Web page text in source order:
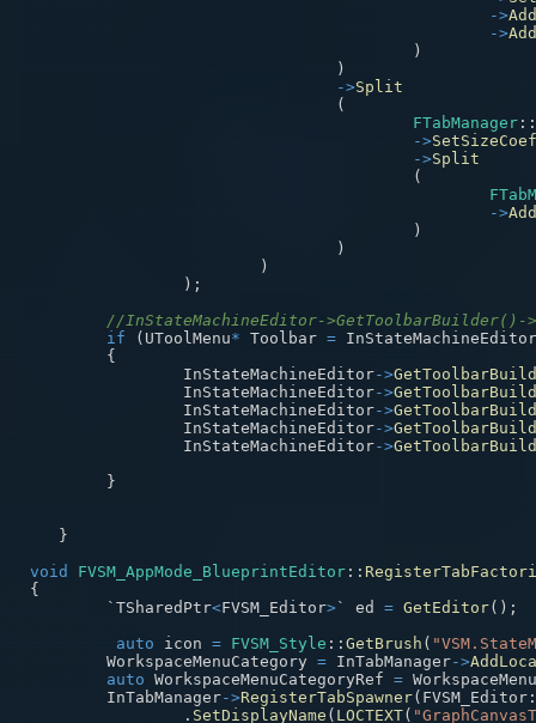
->
->
)
)
->Split
(
FTabManager ::
->
->Split
(
->
)
)
)
) ;
//InStateMachineEditor->GetToolbarBuilder()-
if
( UToolMenu* Toolbar = InStateMachineEditor
{
		InStateMachineEditor
->
		InStateMachineEditor
->
		InStateMachineEditor
->
		InStateMachineEditor
->
		InStateMachineEditor
->
}
}
void
FVSM_AppMode_BlueprintEditor ::
{
	`TSharedPtr
<FVSM_Editor>` ed = GetEditor( ) ;
auto icon = FVSM_Style :: GetBrush (
	WorkspaceMenuCategory
= InTabManager->
auto WorkspaceMenuCategoryRef =
	InTabManager
->RegisterTabSpawner( FVSM_Editor
. SetDisplayName ( LOCTEXT(